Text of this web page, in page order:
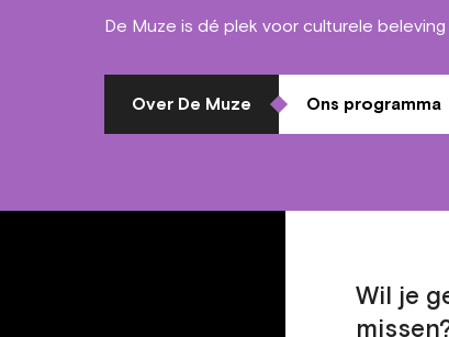
De Muze is dé plek voor culturele
Over De Muze Ons programma
Wil je